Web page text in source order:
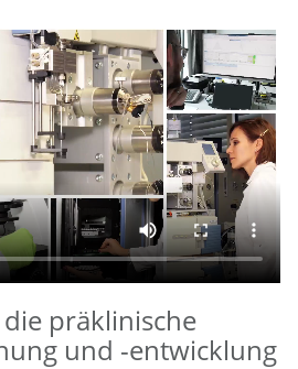
präklinische
und -entwicklung